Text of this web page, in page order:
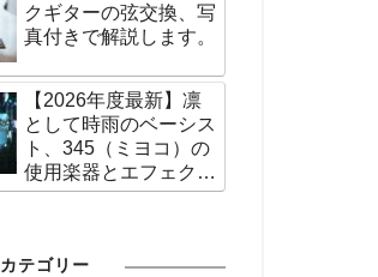
クギターの弦交換、写
真付きで解説します。
【2026年度最新】凛
として時雨のベーシス
ト、345（ミヨコ）の
使用楽器とエフェクタ
ー、アンプなどの使用
カテゴリー